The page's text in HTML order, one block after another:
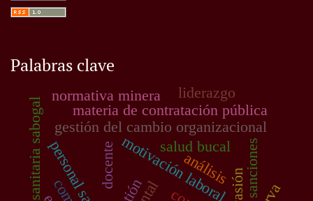
Palabras clave
gestión del cambio organizacional
motivación laboral
red sanitaria sabogal salud bucal
docente análisis
materia de contratación pública
normativa minera
evasiónsanciones
liderazgo